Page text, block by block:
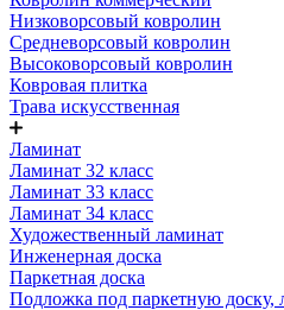
Низковорсовый ковролин
Средневорсовый ковролин
Высоковорсовый ковролин
Ковровая плитка
Трава искусственная
Ламинат
Ламинат 32 класс
Ламинат 33 класс
Ламинат 34 класс
Художественный ламинат
Инженерная доска
Паркетная доска
Подложка под паркетную доску,